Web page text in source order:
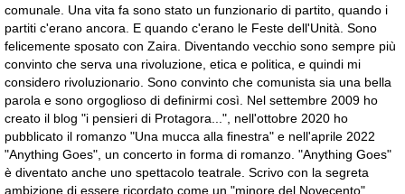
comunale. Una vita fa sono stato un funzionario di partito, quando i
partiti c'erano ancora. E quando c'erano le Feste dell'Unità. Sono
felicemente sposato con Zaira. Diventando vecchio sono sempre più
convinto che serva una rivoluzione, etica e politica, e quindi mi
considero rivoluzionario. Sono convinto che comunista sia una bella
parola e sono orgoglioso di definirmi così. Nel settembre 2009 ho
creato il blog "i pensieri di Protagora...", nell'ottobre 2020 ho
pubblicato il romanzo "Una mucca alla finestra" e nell'aprile 2022
"Anything Goes", un concerto in forma di romanzo. "Anything Goes"
è diventato anche uno spettacolo teatrale. Scrivo con la segreta
ambizione di essere ricordato come un "minore del Novecento".